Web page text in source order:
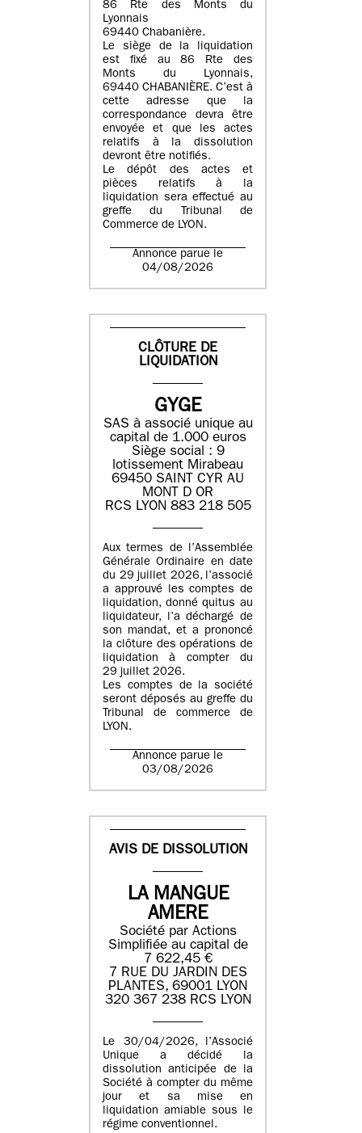
86 Rte des Monts du
Lyonnais
69440 Chabanière.
Le siège de la liquidation
est fixé au 86 Rte des
Monts du Lyonnais,
69440 CHABANIÈRE. C’est à
cette adresse que la
correspondance devra être
envoyée et que les actes
relatifs à la dissolution
devront être notifiés.
Le dépôt des actes et
pièces relatifs à la
liquidation sera effectué au
greffe du Tribunal de
Commerce de LYON.
Annonce parue le
04/08/2026
CLÔTURE DE
LIQUIDATION
GYGE
SAS à associé unique au
capital de 1.000 euros
Siège social : 9
lotissement Mirabeau
69450 SAINT CYR AU
MONT D OR
RCS LYON 883 218 505
Aux termes de l’Assemblée
Générale Ordinaire en date
du 29 juillet 2026, l’associé
a approuvé les comptes de
liquidation, donné quitus au
liquidateur, l’a déchargé de
son mandat, et a prononcé
la clôture des opérations de
liquidation à compter du
29 juillet 2026.
Les comptes de la société
seront déposés au greffe du
Tribunal de commerce de
LYON.
Annonce parue le
03/08/2026
AVIS DE DISSOLUTION
LA MANGUE
AMERE
Société par Actions
Simplifiée au capital de
7 622,45 €
7 RUE DU JARDIN DES
PLANTES, 69001 LYON
320 367 238 RCS LYON
Le 30/04/2026, l’Associé
Unique a décidé la
dissolution anticipée de la
Société à compter du même
jour et sa mise en
liquidation amiable sous le
régime conventionnel.